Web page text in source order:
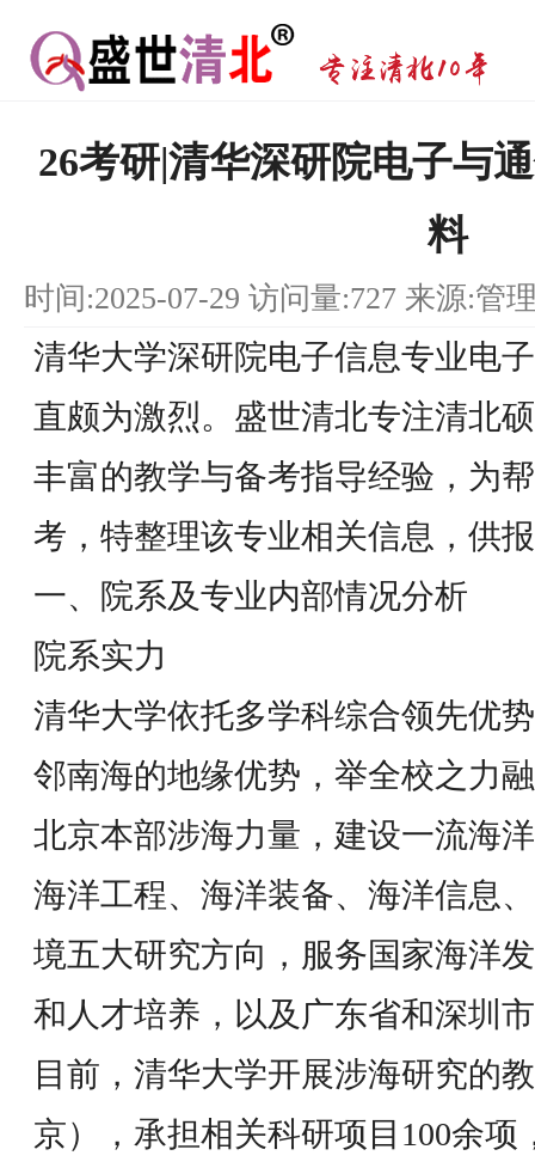
26考研|清华深研院电子与
料
时间:2025-07-29 访问量:727 来源:管
清华大学深研院电子信息专业电
直颇为激烈。盛世清北专注清北
丰富的教学与备考指导经验，为
考，特整理该专业相关信息，供
一、院系及专业内部情况分析
院系实力
清华大学依托多学科综合领先优
邻南海的地缘优势，举全校之力
北京本部涉海力量，建设一流海
海洋工程、海洋装备、海洋信息
境五大研究方向，服务国家海洋
和人才培养，以及广东省和深圳
目前，清华大学开展涉海研究的
京），承担相关科研项目100余